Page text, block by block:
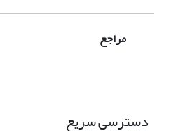
مراجع
دسترسی سریع